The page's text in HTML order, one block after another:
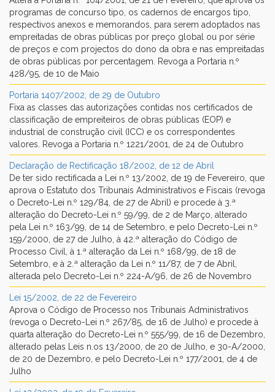
programas de concurso tipo, os cadernos de encargos tipo,
respectivos anexos e memorandos, para serem adoptados nas
empreitadas de obras públicas por preço global ou por série
de preços e com projectos do dono da obra e nas empreitadas
de obras públicas por percentagem. Revoga a Portaria n.º
428/95, de 10 de Maio
Portaria 1407/2002, de 29 de Outubro
Fixa as classes das autorizações contidas nos certificados de
classificação de empreiteiros de obras públicas (EOP) e
industrial de construção civil (ICC) e os correspondentes
valores. Revoga a Portaria n.º 1221/2001, de 24 de Outubro
Declaração de Rectificação 18/2002, de 12 de Abril
De ter sido rectificada a Lei n.º 13/2002, de 19 de Fevereiro, que
aprova o Estatuto dos Tribunais Administrativos e Fiscais (revoga
o Decreto-Lei n.º 129/84, de 27 de Abril) e procede à 3.ª
alteração do Decreto-Lei n.º 59/99, de 2 de Março, alterado
pela Lei n.º 163/99, de 14 de Setembro, e pelo Decreto-Lei n.º
159/2000, de 27 de Julho, à 42.ª alteração do Código de
Processo Civil, à 1.ª alteração da Lei n.º 168/99, de 18 de
Setembro, e à 2.ª alteração da Lei n.º 11/87, de 7 de Abril,
alterada pelo Decreto-Lei n.º 224-A/96, de 26 de Novembro
Lei 15/2002, de 22 de Fevereiro
Aprova o Código de Processo nos Tribunais Administrativos
(revoga o Decreto-Lei n.º 267/85, de 16 de Julho) e procede à
quarta alteração do Decreto-Lei n.º 555/99, de 16 de Dezembro,
alterado pelas Leis n.os 13/2000, de 20 de Julho, e 30-A/2000,
de 20 de Dezembro, e pelo Decreto-Lei n.º 177/2001, de 4 de
Julho